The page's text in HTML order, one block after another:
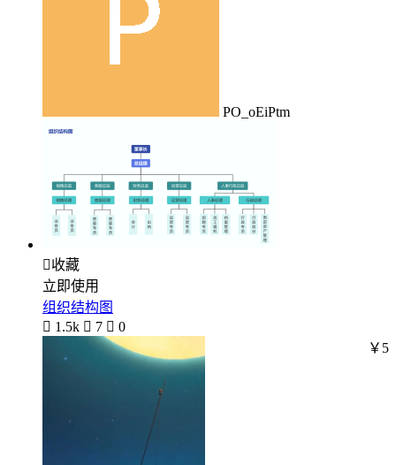
PO_oEiPtm
收藏
立即使用
组织结构图
 1.5k  7  0
￥5